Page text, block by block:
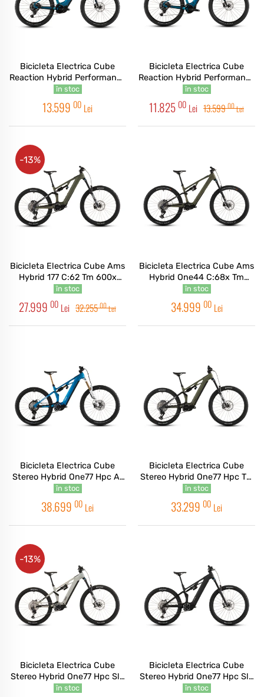
Bicicleta Electrica Cube
Reaction Hybrid Performance
600 Easy Entry Electricblue
Dazzle 2026
în stoc
13.599 00 Lei
Bicicleta Electrica Cube
Reaction Hybrid Performance
600 Electricblue Dazzle 2026
în stoc
11.825 00 Lei 13.59900Lei
Bicicleta Electrica Cube Ams
Hybrid 177 C:62 Tm 600x
Reedgreen Matrix 2026
în stoc
27.999 00 Lei 32.25500Lei
-13%
Bicicleta Electrica Cube Ams
Hybrid One44 C:68x Tm
400x Reedgreen Matrix 2026
în stoc
34.999 00 Lei
Bicicleta Electrica Cube
Stereo Hybrid One77 Hpc At
800 Actionteam 2026
în stoc
38.699 00 Lei
Bicicleta Electrica Cube
Stereo Hybrid One77 Hpc Tm
800 Reedgreen Matrix 2026
în stoc
33.299 00 Lei
Bicicleta Electrica Cube
Stereo Hybrid One77 Hpc Slx
800 Glintsand Black 2026
în stoc
-13%
Bicicleta Electrica Cube
Stereo Hybrid One77 Hpc Slx
800 Blackline 2026
în stoc